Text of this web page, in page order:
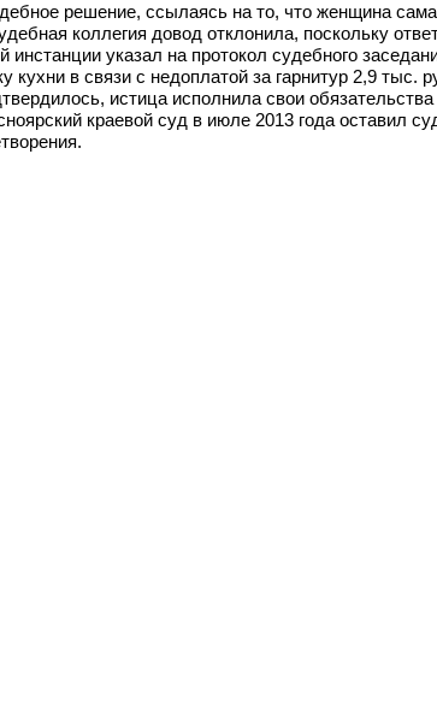
решение, ссылаясь на то, что женщина сама
коллегия довод отклонила, поскольку
указал на протокол судебного
кухни в связи с недоплатой за гарнитур 2,9
истица исполнила свои
краевой суд в июле 2013 года оставил